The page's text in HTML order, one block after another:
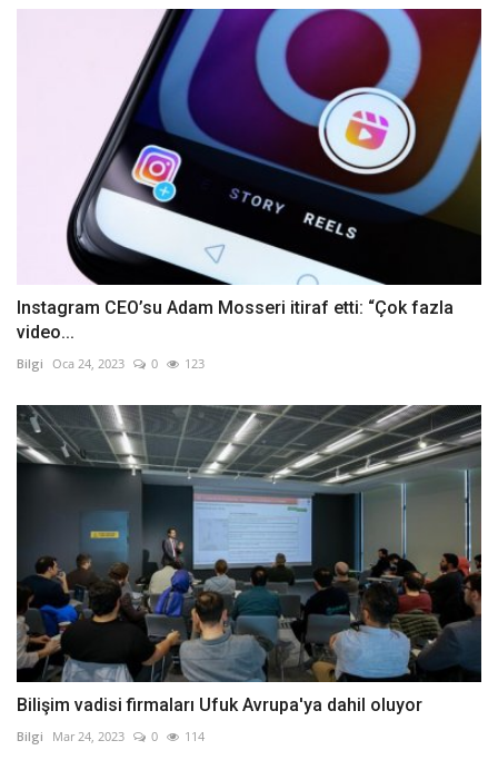
Instagram CEO’su Adam Mosseri itiraf etti: “Çok fazla
video...
Bilgi Oca 24, 2023 0 123
Bilişim vadisi firmaları Ufuk Avrupa'ya dahil oluyor
Bilgi Mar 24, 2023 0 114